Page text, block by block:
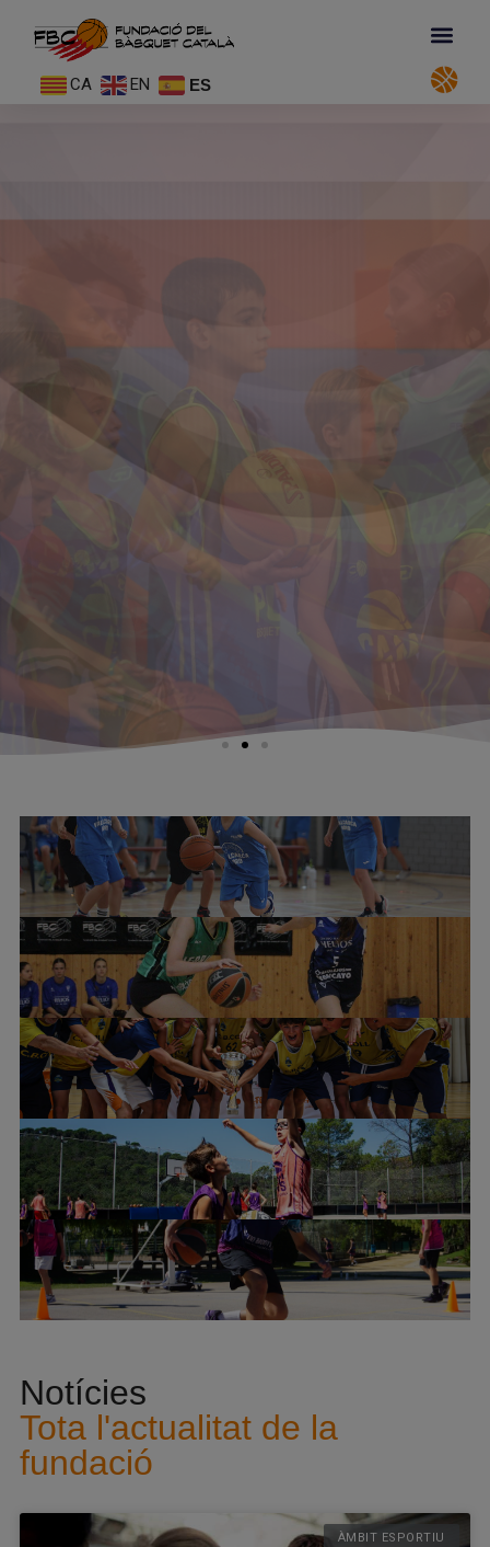
CA EN ES
Notícies
Tota l'actualitat de la
fundació
ÀMBIT ESPORTIU